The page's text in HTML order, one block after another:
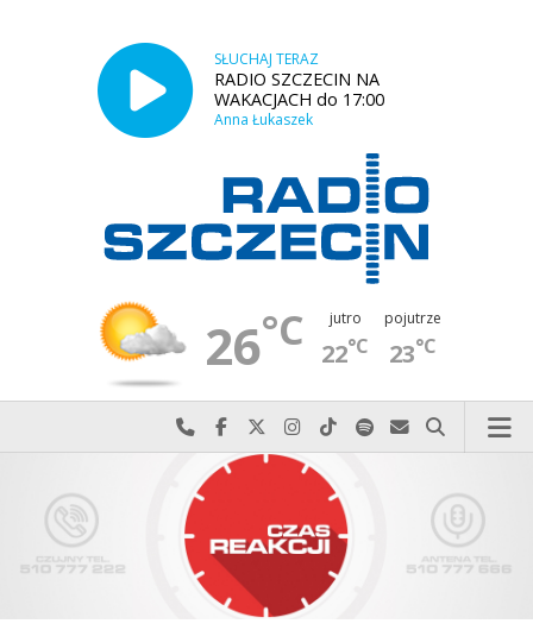
SŁUCHAJ TERAZ
RADIO SZCZECIN NA
WAKACJACH do 17:00
Anna Łukaszek
26°C jutro
22°C
pojutrze
23°C
Najlepiej po prostu do nas zadzwoń
Odwiedź nas na Facebook-u
Odwiedź nas na X
Odwiedź nas na Instagram-ie
Odwiedź nas na TikTok-u
Szukaj nas na Spotify
Wyślij do nas
Szukaj